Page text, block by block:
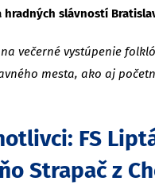
slávností
večerné vystúpenie
mesta, ako aj
FS
Strapač z